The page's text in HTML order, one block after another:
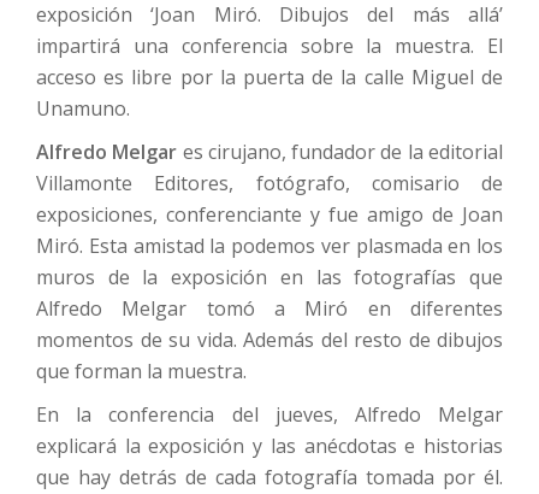
exposición ‘Joan Miró. Dibujos del más allá’
impartirá una conferencia sobre la muestra. El
acceso es libre por la puerta de la calle Miguel de
Unamuno.
Alfredo Melgar es cirujano, fundador de la editorial
Villamonte Editores, fotógrafo, comisario de
exposiciones, conferenciante y fue amigo de Joan
Miró. Esta amistad la podemos ver plasmada en los
muros de la exposición en las fotografías que
Alfredo Melgar tomó a Miró en diferentes
momentos de su vida. Además del resto de dibujos
que forman la muestra.
En la conferencia del jueves, Alfredo Melgar
explicará la exposición y las anécdotas e historias
que hay detrás de cada fotografía tomada por él.